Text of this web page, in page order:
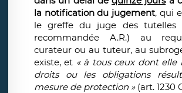
la notification du jugement, qui
le greffe du juge des tutelles
recommandée A.R.) au
curateur ou au tuteur, au
existe, et « à tous ceux dont elle
droits ou les obligations
mesure de protection »(art. 1230